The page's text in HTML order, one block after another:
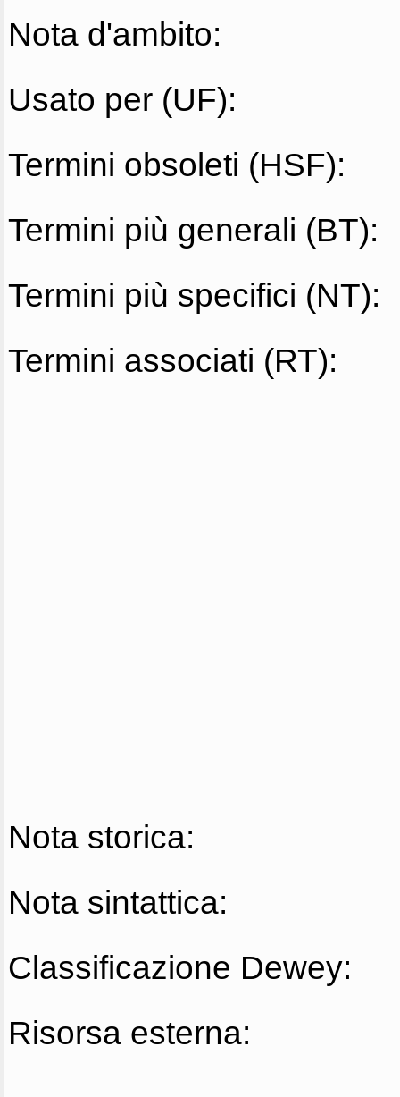
Nota d'ambito:
Usato per (UF):
Termini obsoleti (HSF):
Termini più generali (BT):
Termini più specifici (NT):
Termini associati (RT):
Nota storica:
Nota sintattica:
Classificazione Dewey:
Risorsa esterna: